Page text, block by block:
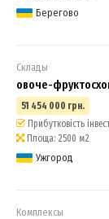
Берегово
Склады
овоче-
51 454 000 грн.
Прибутковість
Площа: 2500 м2
Ужгород
Комплексы